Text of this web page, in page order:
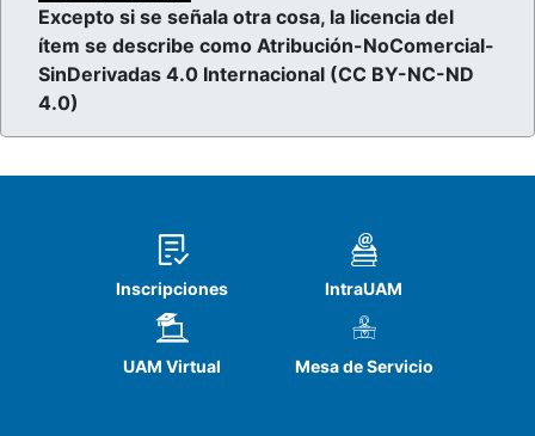
Excepto si se señala otra cosa, la licencia del
ítem se describe como Atribución-NoComercial-
SinDerivadas 4.0 Internacional (CC BY-NC-ND
4.0)
Inscripciones IntraUAM
UAM Virtual Mesa de Servicio